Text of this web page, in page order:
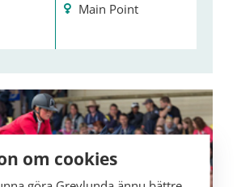
Main Point
om cookies